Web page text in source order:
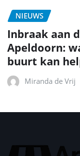
NIEUWS
Inbraak aan
Apeldoorn:
buurt kan
Miranda de Vrij